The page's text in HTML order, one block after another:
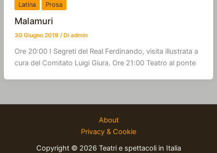
Latina Prosa
Malamuri
30 Giugno 2019 / Di admin
Ore 20:00 I Segreti del Real Ferdinando, visita illustrata a
cura del Comitato Luigi Giura. Ore 21:00 Teatro al ponte
About
Privacy & Cookie
Copyright © 2026 Teatri e spettacoli in Italia